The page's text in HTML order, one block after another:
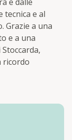
tecnica e al
Grazie a una
e a una
ricordo